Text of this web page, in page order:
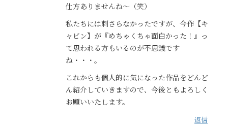
仕方ありませんね〜（笑）
私たちには刺さらなかったですが、今作【キ
ャビン】が『めちゃくちゃ面白かった！』っ
て思われる方もいるのが不思議です
ね・・・。
これからも個人的に気になった作品をどんど
ん紹介していきますので、今後ともよろしく
お願いいたします。
返信